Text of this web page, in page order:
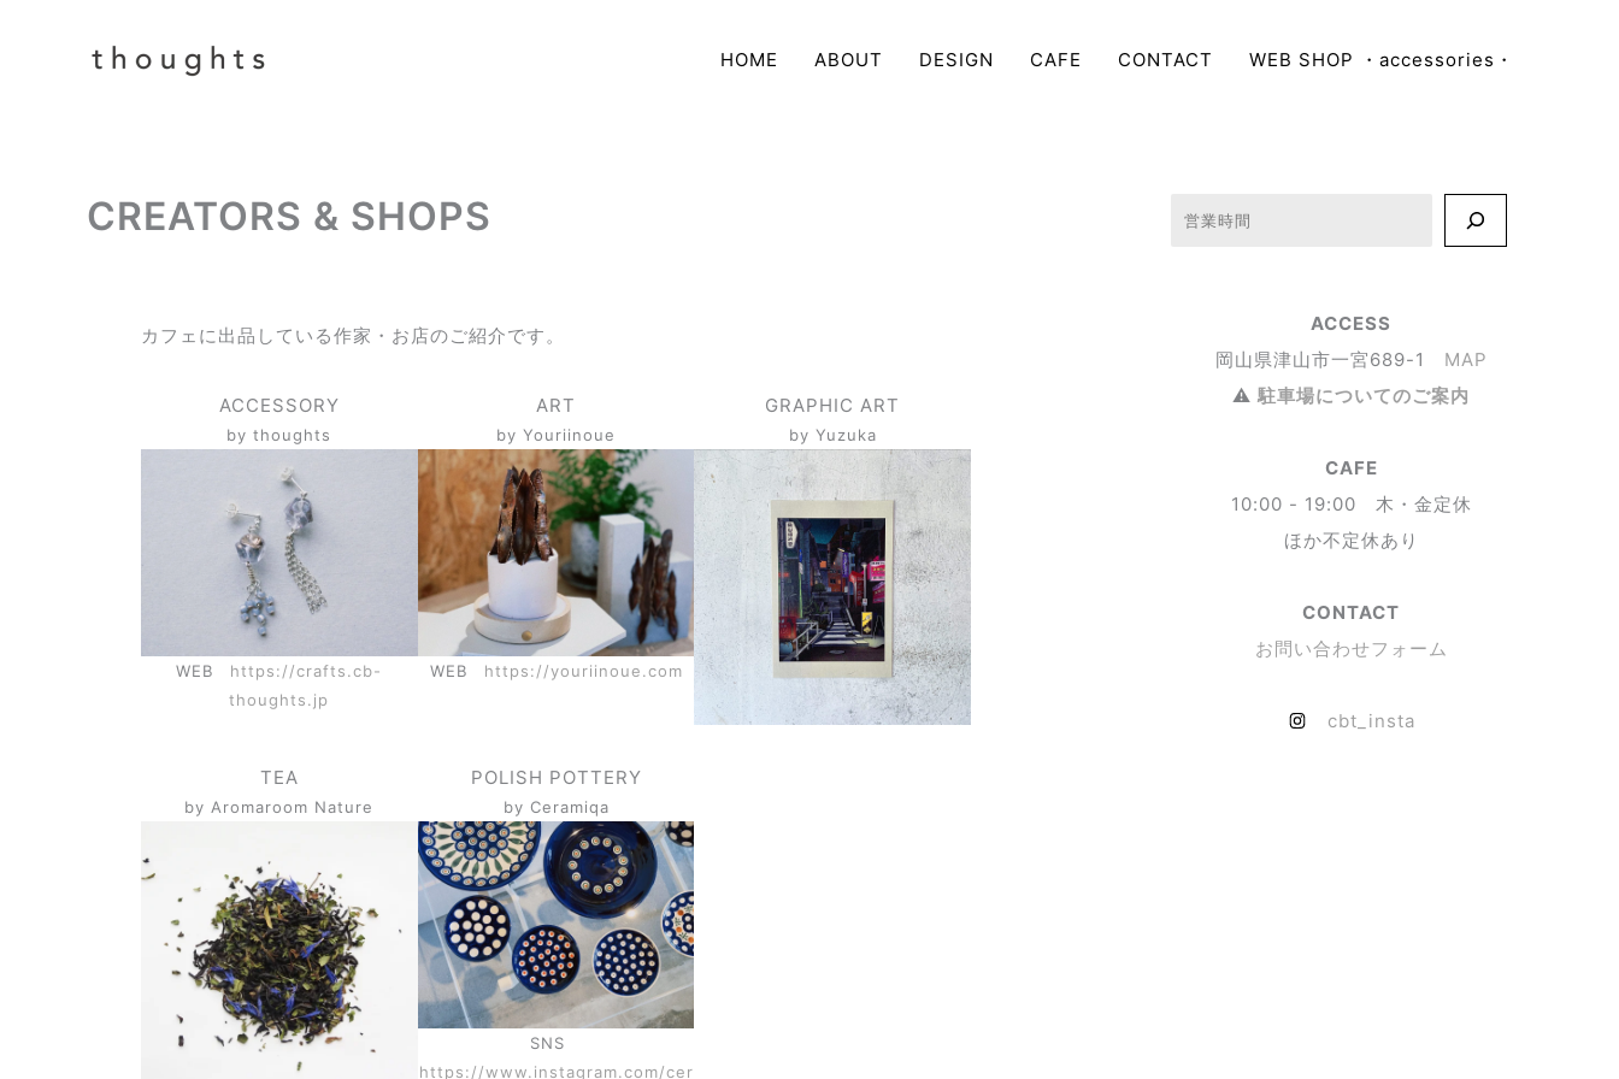
HOME ABOUT DESIGN CAFE CONTACT WEB SHOP ・accessories・
CREATORS & SHOPS
カフェに出品している作家・お店のご紹介です。
ACCESSORY
by thoughts
WEB https://crafts.cb-
thoughts.jp
ART
by Youriinoue
WEB https://youriinoue.com
GRAPHIC ART
by Yuzuka
TEA
by Aromaroom Nature
POLISH POTTERY
by Ceramiqa
SNS
https://www.instagram.com/cer
検索
ACCESS
岡山県津山市一宮689-1 MAP
⚠︎ 駐車場についてのご案内
CAFE
10:00 - 19:00 木・金定休
ほか不定休あり
CONTACT
お問い合わせフォーム
cbt_insta